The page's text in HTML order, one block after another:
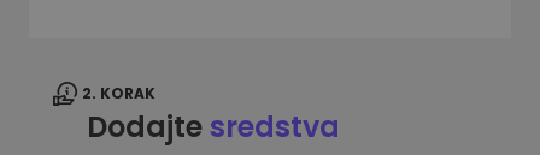
2. KORAK
Dodajtesredstva